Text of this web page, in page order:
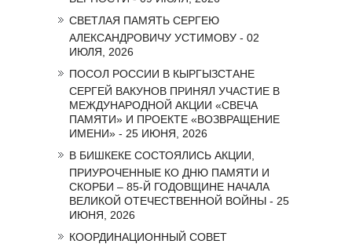
СВЕТЛАЯ ПАМЯТЬ СЕРГЕЮ
АЛЕКСАНДРОВИЧУ УСТИМОВУ - 02
ИЮЛЯ, 2026
ПОСОЛ РОССИИ В КЫРГЫЗСТАНЕ
СЕРГЕЙ ВАКУНОВ ПРИНЯЛ УЧАСТИЕ В
МЕЖДУНАРОДНОЙ АКЦИИ «СВЕЧА
ПАМЯТИ» И ПРОЕКТЕ «ВОЗВРАЩЕНИЕ
ИМЕНИ» - 25 ИЮНЯ, 2026
В БИШКЕКЕ СОСТОЯЛИСЬ АКЦИИ,
ПРИУРОЧЕННЫЕ КО ДНЮ ПАМЯТИ И
СКОРБИ – 85-Й ГОДОВЩИНЕ НАЧАЛА
ВЕЛИКОЙ ОТЕЧЕСТВЕННОЙ ВОЙНЫ - 25
ИЮНЯ, 2026
КООРДИНАЦИОННЫЙ СОВЕТ